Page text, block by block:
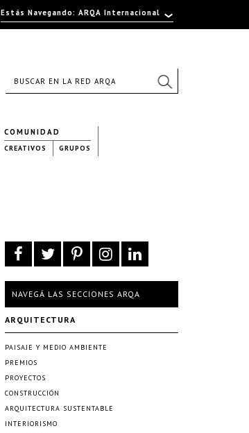
COMUNIDAD
CREATIVOS GRUPOS
NAVEGÁ LAS SECCIONES ARQA
ARQUITECTURA
PAISAJE Y MEDIO AMBIENTE
PREMIOS
PROYECTOS
CONSTRUCCIÓN
ARQUITECTURA SUSTENTABLE
INTERIORISMO
Estás Navegando: ARQA Internacional